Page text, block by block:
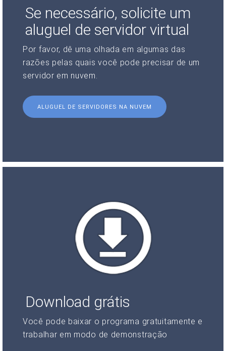
Se necessário, solicite um
aluguel de servidor virtual
Por favor, dê uma olhada em algumas das
razões pelas quais você pode precisar de um
servidor em nuvem.
ALUGUEL DE SERVIDORES NA NUVEM
Download grátis
Você pode baixar o programa gratuitamente e
trabalhar em modo de demonstração